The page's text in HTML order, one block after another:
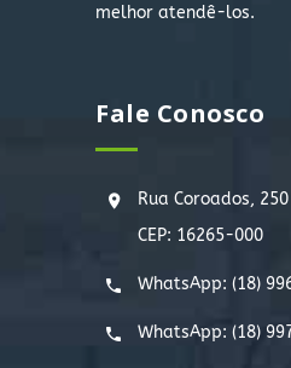
melhor atendê-los.
Fale Conosco
Rua Coroados,
CEP: 16265-000
WhatsApp: (18)
WhatsApp: (18)